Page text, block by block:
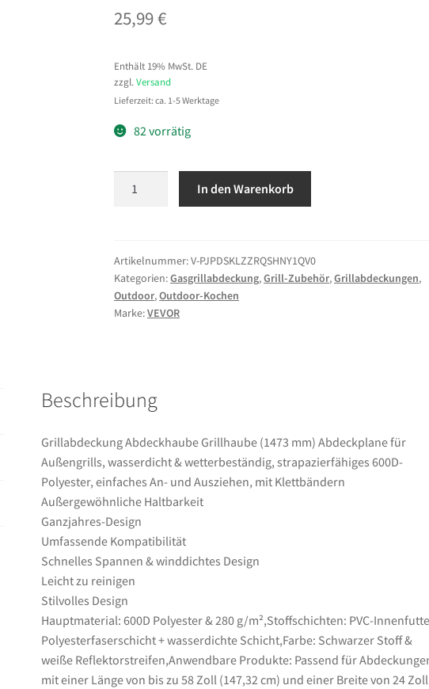
25,99€
Enthält 19% MwSt. DE
zzgl.Versand
Lieferzeit: ca. 1-5 Werktage
82 vorrätig
(1473
mm)
Abdeckplane
für
wetterbeständig,
600D-
Polyester,
einfaches
An-
und
Ausziehen,
mit
Klettbändern
Menge
In den Warenkorb
Artikelnummer:V-PJPDSKLZZRQSHNY1QV0
Kategorien:Gasgrillabdeckung,Grill-Zubehör,Grillabdeckungen,
Outdoor,Outdoor-Kochen
Marke:VEVOR
Beschreibung
Grillabdeckung Abdeckhaube Grillhaube (1473 mm) Abdeckplane für
Außengrills, wasserdicht & wetterbeständig, strapazierfähiges 600D-
Polyester, einfaches An- und Ausziehen, mit Klettbändern
Außergewöhnliche Haltbarkeit
Ganzjahres-Design
Umfassende Kompatibilität
Schnelles Spannen & winddichtes Design
Leicht zu reinigen
Stilvolles Design
Hauptmaterial: 600D Polyester & 280 g/m²,Stoffschichten: PVC-
Polyesterfaserschicht + wasserdichte Schicht,Farbe: Schwarzer Stoff &
weiße Reflektorstreifen,Anwendbare Produkte: Passend für
mit einer Länge von bis zu 58 Zoll (147,32 cm) und einer Breite von 24 Zoll